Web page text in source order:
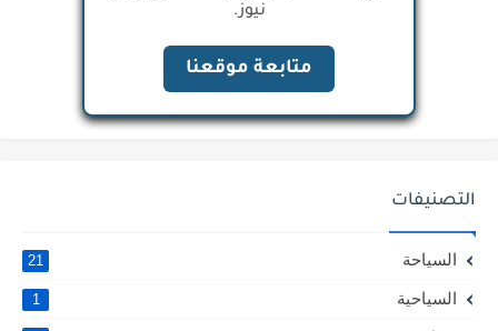
نيوز.
متابعة موقعنا
التصنيفات
السياحة 21
السياحية 1